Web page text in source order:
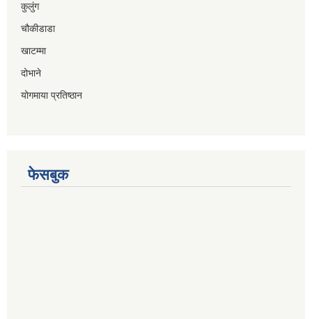
कुलुंग
चौकीडाडा
खाटम्मा
दोभाने
योगमाया प्रतिष्ठान
फेसबुक